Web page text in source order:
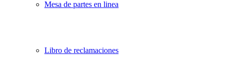
Mesa de partes en linea
Libro de reclamaciones